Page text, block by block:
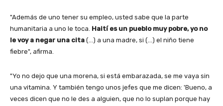
"Además de uno tener su empleo, usted sabe que la parte
humanitaria a uno le toca. Haití es un pueblo muy pobre, yo no
le voy a negar una cita (…) a una madre, si (…) el niño tiene
fiebre", afirma.
"Yo no dejo que una morena, si está embarazada, se me vaya sin
una vitamina. Y también tengo unos jefes que me dicen: 'Bueno, a
veces dicen que no le des a alguien, que no lo suplan porque hay